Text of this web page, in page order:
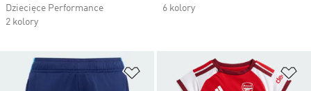
Dziecięce Performance
2 kolory
6 kolory
Dodaj do listy życzeń